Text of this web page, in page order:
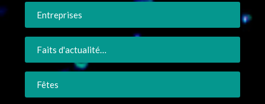
Entreprises
Faits d'actualité…
Fêtes